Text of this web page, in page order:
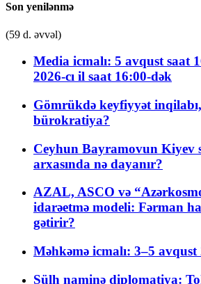
Son yenilənmə
(59 d. əvvəl)
Media icmalı: 5 avqust saat
2026-cı il saat 16:00-dək
Gömrükdə keyfiyyət
bürokratiya?
Ceyhun Bayramovun Kiyev
arxasında nə dayanır?
AZAL, ASCO və
idarəetmə modeli: Fərman
gətirir?
Məhkəmə icmalı: 3–5 avqust
Sülh naminə diplomatiya: